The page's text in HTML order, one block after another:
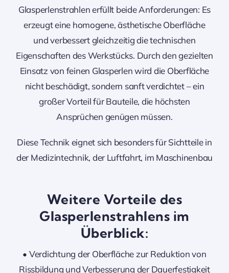
Glasperlenstrahlen erfüllt beide Anforderungen: Es
erzeugt eine homogene, ästhetische Oberfläche
und verbessert gleichzeitig die technischen
Eigenschaften des Werkstücks. Durch den gezielten
Einsatz von feinen Glasperlen wird die Oberfläche
nicht beschädigt, sondern sanft verdichtet – ein
großer Vorteil für Bauteile, die höchsten
Ansprüchen genügen müssen.
Diese Technik eignet sich besonders für Sichtteile in
der Medizintechnik, der Luftfahrt, im Maschinenbau
Weitere Vorteile des
Glasperlenstrahlens im
Überblick:
• Verdichtung der Oberfläche zur Reduktion von
Rissbildung und Verbesserung der Dauerfestigkeit